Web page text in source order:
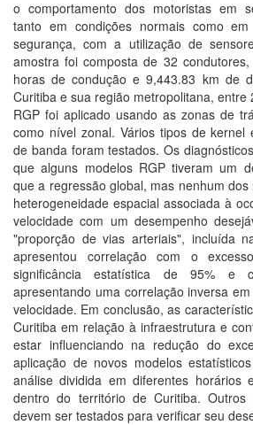
o comportamento dos motoristas em
tanto em condições normais como
segurança, com a utilização de
amostra foi composta de 32
horas de condução e 9,443.83 km de
Curitiba e sua região metropolitana, entre
RGP foi aplicado usando as zonas de
como nível zonal. Vários tipos de kernel
de banda foram testados. Os
que alguns modelos RGP tiveram um
que a regressão global, mas nenhum
heterogeneidade espacial associada à
velocidade com um desempenho
"proporção de vias arteriais", incluída
apresentou correlação com o
significância estatística de 95% e
apresentando uma correlação inversa
velocidade. Em conclusão, as
Curitiba em relação à infraestrutura e
estar influenciando na redução do
aplicação de novos modelos
análise dividida em diferentes horários
dentro do território de Curitiba. Outros
devem ser testados para verificar seu